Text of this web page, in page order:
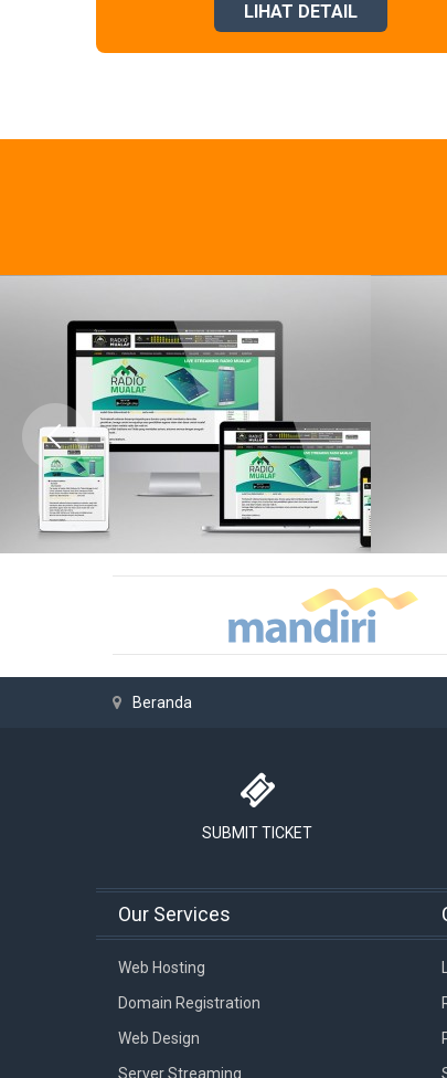
LIHAT DETAIL
Beranda
SUBMIT TICKET
Our Services
Web Hosting
Domain Registration
Web Design
Server Streaming